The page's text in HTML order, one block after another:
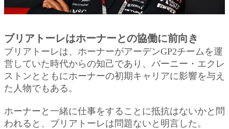
ブリアトーレはホーナーとの協働に前向き
ブリアトーレは、ホーナーがアーデンGP2チームを運
営していた時代からの知己であり、バーニー・エクレ
ストンとともにホーナーの初期キャリアに影響を与え
た人物でもある。
ホーナーと一緒に仕事をすることに抵抗はないかと問
われると、ブリアトーレは問題ないと明言した。